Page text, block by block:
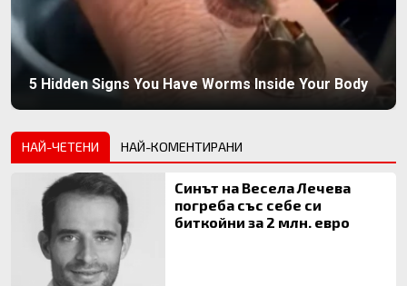
5 Hidden Signs You Have Worms Inside Your Body
НАЙ-ЧЕТЕНИ НАЙ-КОМЕНТИРАНИ
Синът на Весела Лечева
погреба със себе си
биткойни за 2 млн. евро